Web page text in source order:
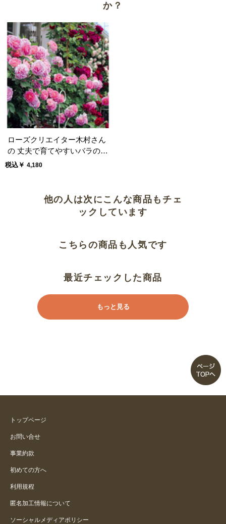
か？
ローズクリエイター木村さん
の 丈夫で育てやすいバラの新
苗
税込￥ 4,180
他の人は次にこんな商品もチェ
ックしています
こちらの商品も人気です
最近チェックした商品
もっと見る
トップページ
お問い合せ
事業約款
初めての方へ
利用規程
匿名加工情報について
ソーシャルメディアポリシー